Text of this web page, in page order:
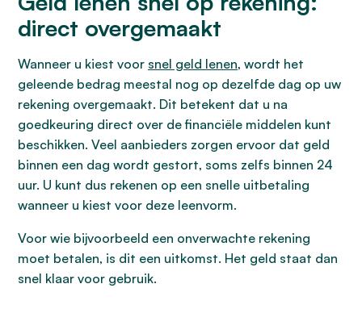
direct overgemaakt
Wanneer u kiest voor snel geld lenen, wordt het
geleende bedrag meestal nog op dezelfde dag op uw
rekening overgemaakt. Dit betekent dat u na
goedkeuring direct over de financiële middelen kunt
beschikken. Veel aanbieders zorgen ervoor dat geld
binnen een dag wordt gestort, soms zelfs binnen 24
uur. U kunt dus rekenen op een snelle uitbetaling
wanneer u kiest voor deze leenvorm.
Voor wie bijvoorbeeld een onverwachte rekening
moet betalen, is dit een uitkomst. Het geld staat dan
snel klaar voor gebruik.